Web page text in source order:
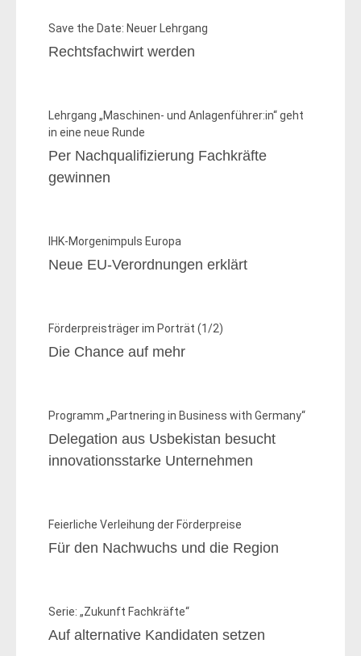
Save the Date: Neuer Lehrgang
Rechtsfachwirt werden
Lehrgang „Maschinen- und Anlagenführer:in“ geht
in eine neue Runde
Per Nachqualifizierung Fachkräfte
gewinnen
IHK-Morgenimpuls Europa
Neue EU-Verordnungen erklärt
Förderpreisträger im Porträt (1/2)
Die Chance auf mehr
Programm „Partnering in Business with Germany“
Delegation aus Usbekistan besucht
innovationsstarke Unternehmen
Feierliche Verleihung der Förderpreise
Für den Nachwuchs und die Region
Serie: „Zukunft Fachkräfte“
Auf alternative Kandidaten setzen